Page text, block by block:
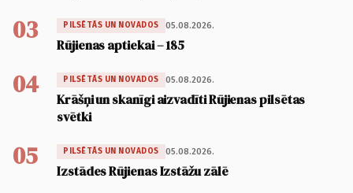
03 PILSĒTĀS UN NOVADOS 05.08.2026.
Rūjienas aptiekai – 185
04 PILSĒTĀS UN NOVADOS 05.08.2026.
Krāšņi un skanīgi aizvadīti Rūjienas pilsētas
svētki
05 PILSĒTĀS UN NOVADOS 05.08.2026.
Izstādes Rūjienas Izstāžu zālē